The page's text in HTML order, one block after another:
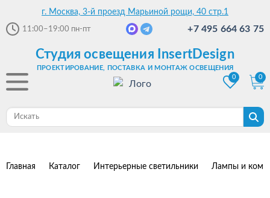
г. Москва, 3-й проезд Марьиной рощи, 40 стр.1
11:00–19:00 пн-пт +7 495 664 63 75
Студия освещения InsertDesign
ПРОЕКТИРОВАНИЕ, ПОСТАВКА И МОНТАЖ ОСВЕЩЕНИЯ
0
0
Главная Каталог Интерьерные светильники Лампы и